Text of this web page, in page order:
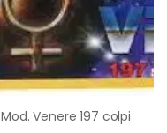
Mod.Venere 197 colpi